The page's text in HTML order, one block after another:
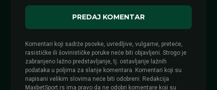
Komentari koji sadrže psovke, uvredljive, vulgarne, preteće,
rasističke ili šovinističke poruke neće biti objavljeni. Strogo je
zabranjeno lažno predstavljanje, tj. ostavljanje lažnih
podataka u poljima za slanje komentara. Komentari koji su
napisani velikim slovima neće biti odobreni. Redakcija
MaxbetSport.rs ima pravo da ne odobri komentare koji su